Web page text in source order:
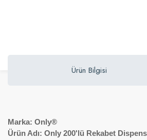
Ürün Bilgisi
Marka: Only®
Ürün Adı: Only 200'lü Rekabet